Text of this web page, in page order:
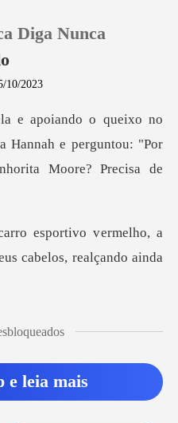
0
Diga Nunca
10/2023
Hannah e perguntou: "Por
ermelho, a
e leia mais